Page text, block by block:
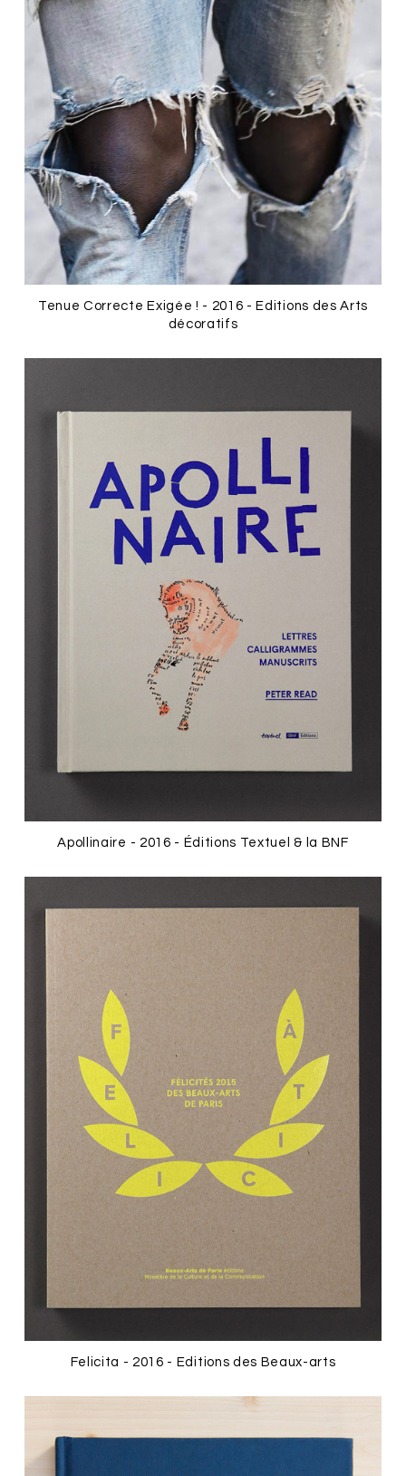
Tenue Correcte Exigée ! - 2016 - Editions des Arts
décoratifs
Apollinaire - 2016 - Éditions Textuel & la BNF
Felicita - 2016 - Editions des Beaux-arts